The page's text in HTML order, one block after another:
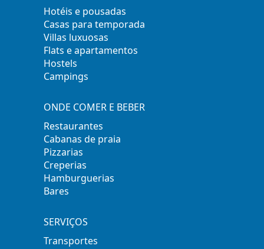
Hotéis e pousadas
Casas para temporada
Villas luxuosas
Flats e apartamentos
Hostels
Campings
ONDE COMER E BEBER
Restaurantes
Cabanas de praia
Pizzarias
Creperias
Hamburguerias
Bares
SERVIÇOS
Transportes